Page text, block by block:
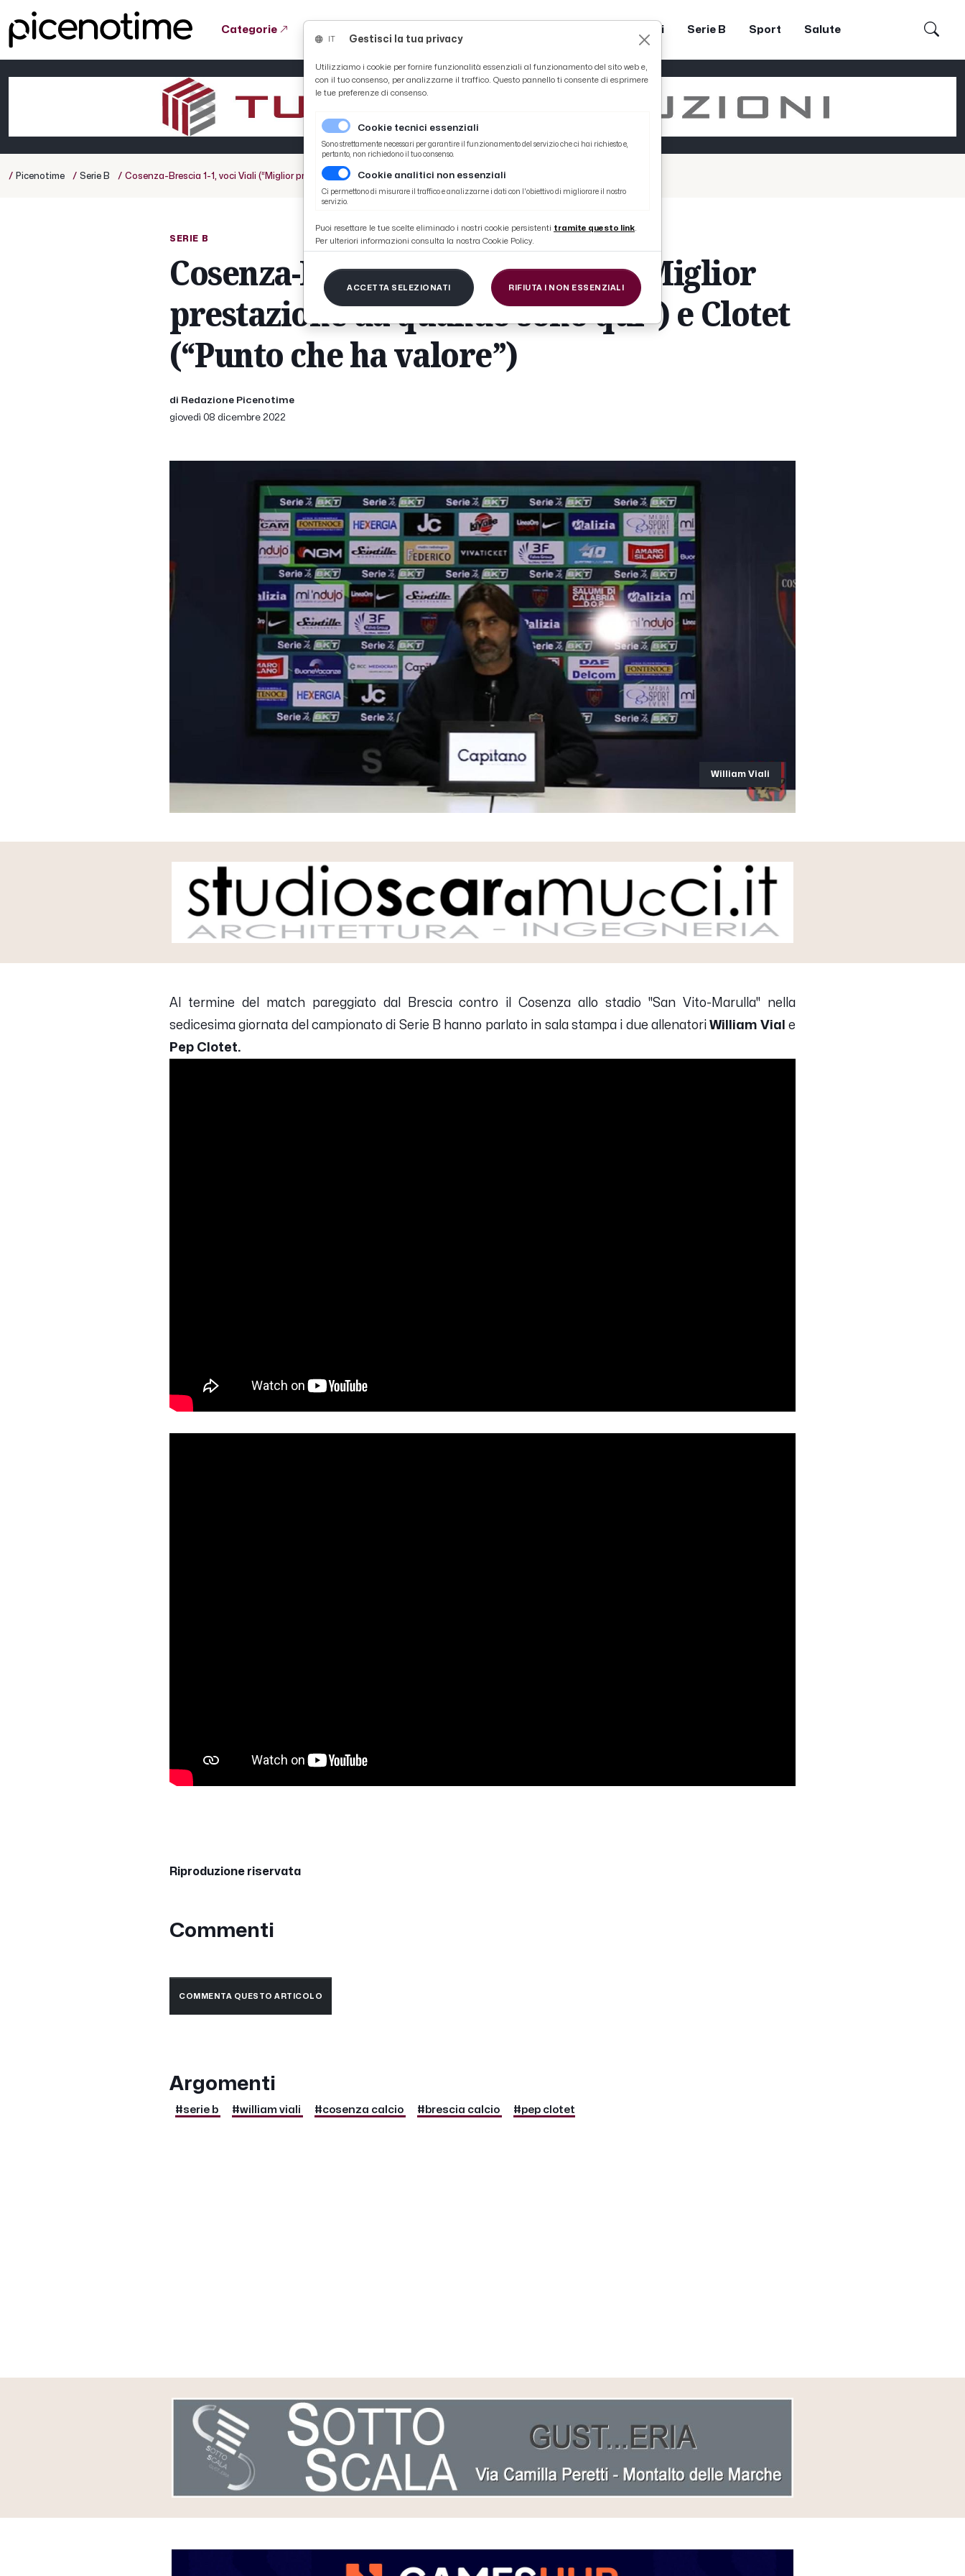
Categorie Coppa Teodori Serie B Sport Salute
/ Picenotime / Serie B / Cosenza-Brescia 1-1, voci Viali (“Miglior prestazione da quando sono qui”) e Clotet (“Punto che ha valore”)
SERIE B
Cosenza-Brescia 1-1, voci Viali (“Miglior
prestazione da quando sono qui”) e Clotet
(“Punto che ha valore”)
di Redazione Picenotime
giovedì 08 dicembre 2022
William Viali
Al termine del match pareggiato dal Brescia contro il Cosenza allo stadio "San Vito-Marulla" nella
sedicesima giornata del campionato di Serie B hanno parlato in sala stampa i due allenatoriWilliam Viale
Pep Clotet.
Riproduzione riservata
Commenti
COMMENTA QUESTO ARTICOLO
Argomenti
#serie b #william viali #cosenza calcio #brescia calcio #pep clotet
Gestisci la tua privacy
Utilizziamo i cookie per fornire funzionalità essenziali al funzionamento del sito web e,
con il tuo consenso, per analizzarne il traffico. Questo pannello ti consente di esprimere
le tue preferenze di consenso.
Cookie tecnici essenziali
Sono strettamente necessari per garantire il funzionamento del servizio che ci hai richiesto e,
pertanto, non richiedono il tuo consenso.
Cookie analitici non essenziali
Ci permettono di misurare il traffico e analizzarne i dati con l'obiettivo di migliorare il nostro
servizio.
Puoi resettare le tue scelte eliminado i nostri cookie persistenti tramite questo link.
Per ulteriori informazioni consulta la nostra Cookie Policy.
ACCETTA SELEZIONATI RIFIUTA I NON ESSENZIALI